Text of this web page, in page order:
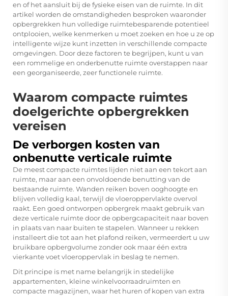
en of het aansluit bij de fysieke eisen van de ruimte. In dit
artikel worden de omstandigheden besproken waaronder
opbergrekken hun volledige ruimtebesparende potentieel
ontplooien, welke kenmerken u moet zoeken en hoe u ze op
intelligente wijze kunt inzetten in verschillende compacte
omgevingen. Door deze factoren te begrijpen, kunt u van
een rommelige en onderbenutte ruimte overstappen naar
een georganiseerde, zeer functionele ruimte.
Waarom compacte ruimtes
doelgerichte opbergrekken
vereisen
De verborgen kosten van
onbenutte verticale ruimte
De meest compacte ruimtes lijden niet aan een tekort aan
ruimte, maar aan een onvoldoende benutting van de
bestaande ruimte. Wanden reiken boven ooghoogte en
blijven volledig kaal, terwijl de vloeroppervlakte overvol
raakt. Een goed ontworpen opbergrek maakt gebruik van
deze verticale ruimte door de opbergcapaciteit naar boven
in plaats van naar buiten te stapelen. Wanneer u rekken
installeert die tot aan het plafond reiken, vermeerdert u uw
bruikbare opbergvolume zonder ook maar één extra
vierkante voet vloeroppervlak in beslag te nemen.
Dit principe is met name belangrijk in stedelijke
appartementen, kleine winkelvoorraadruimten en
compacte magazijnen, waar het huren of kopen van extra